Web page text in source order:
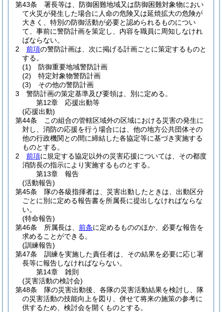
第43条
署長等は、防御困難地域又は防御困難対象物におい
て火災が発生した場合に人命の危険又は延焼拡大の危険が
大きく、特別の防御活動が必要と認められるものについ
て、事前に警防計画を策定し、内容を職員に周知しなけれ
ばならない。
2
前項の警防計画は、次に掲げる計画ごとに策定するものと
する。
(1)
防御重要地域警防計画
(2)
特定対象物警防計画
(3)
その他の警防計画
3
警防計画の策定基準及び要領は、別に定める。
第12章
応援出動等
(応援出動)
第44条
この組合の管轄区域外の区域における災害の発生に
対し、消防の応援を行う場合には、他の地方公共団体その
他の行政機関との間に締結した各協定等に基づき実施する
ものとする。
2
前項に規定する協定以外の災害応援については、その都度
消防長の指示により実施するものとする。
第13章
報告
(活動報告)
第45条
隊の各級指揮者は、災害出動したときは、出動区分
ごとに別に定める報告書を所属長に提出しなければならな
い。
(特命報告)
第46条
所属長は、 前条に定めるもののほか、必要な報告を
求めることができる。
(訓練報告)
第47条
訓練を実施した責任者は、その結果を必要に応じ署
長等に報告しなければならない。
第14章
雑則
(災害活動の検討会)
第48条
隊の災害出動後、各隊の災害活動結果を検討し、隊
の災害活動の技能向上を図り、併せて将来の施策の参考に
供するため、検討会を開くものとする。